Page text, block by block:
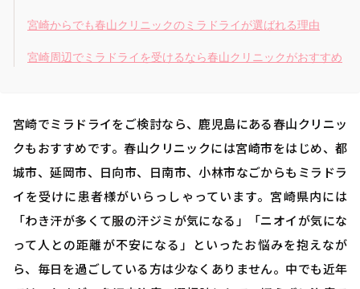
宮崎からでも春山クリニックのミラドライが選ばれる理由
宮崎周辺でミラドライを受けるなら春山クリニックがおすすめ
宮崎でミラドライをご検討なら、鹿児島にある春山クリニッ
クもおすすめです。春山クリニックには宮崎市をはじめ、都
城市、延岡市、日向市、日南市、小林市なごからもミラドラ
イを受けに患者様がいらっしゃっています。宮崎県内には
「わき汗が多くて服の汗ジミが気になる」「ニオイが気にな
って人との距離が不安になる」といったお悩みを抱えなが
ら、毎日を過ごしている方は少なくありません。中でも近年